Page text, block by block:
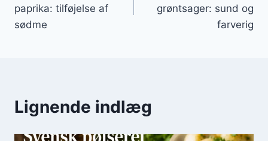
paprika: tilføjelse af
sødme
grøntsager: sund og
farverig
Lignende indlæg